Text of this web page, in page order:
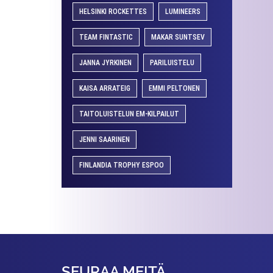
HELSINKI ROCKETTES LUMINEERS
TEAM FINTASTIC MAKAR SUNTSEV
JANNA JYRKINEN PARILUISTELU
KAISA ARRATEIG EMMI PELTONEN
TAITOLUISTELUN EM-KILPAILUT
JENNI SAARINEN
FINLANDIA TROPHY ESPOO